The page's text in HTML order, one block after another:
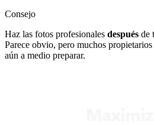
Consejo
Haz las fotos profesionales después de
Parece obvio, pero muchos
aún a medio preparar.